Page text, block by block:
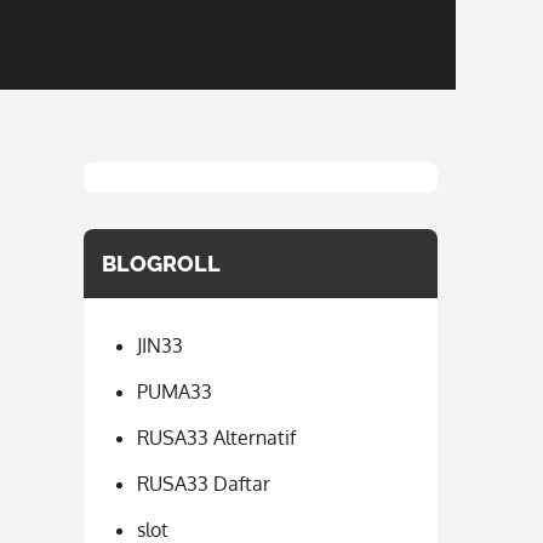
BLOGROLL
JIN33
PUMA33
RUSA33 Alternatif
RUSA33 Daftar
slot